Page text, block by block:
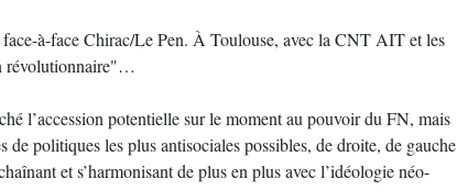
à-face Chirac/Le Pen. À Toulouse, avec la CNT AIT et les
révolutionnaire"…
l’accession potentielle sur le moment au pouvoir du FN, mais
de politiques les plus antisociales possibles, de droite, de gauche
et s’harmonisant de plus en plus avec l’idéologie néo-